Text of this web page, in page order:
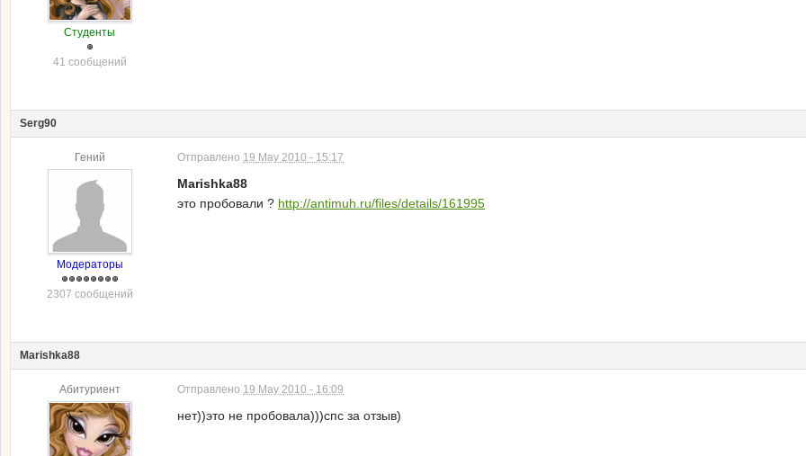
Студенты
41 сообщений
Serg90
Гений
Модераторы
2307 сообщений
Отправлено 19 May 2010 - 15:17
Marishka88
это пробовали ? http://antimuh.ru/files/details/161995
Marishka88
Абитуриент Отправлено 19 May 2010 - 16:09
нет))это не пробовала)))спс за отзыв)